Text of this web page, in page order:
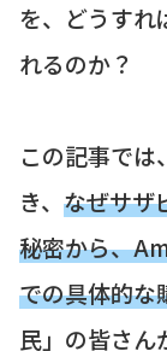
を、どうすれ
れるのか？
この記事で
き、 なぜサザ
秘密から、
での具体的な
民」の皆さん